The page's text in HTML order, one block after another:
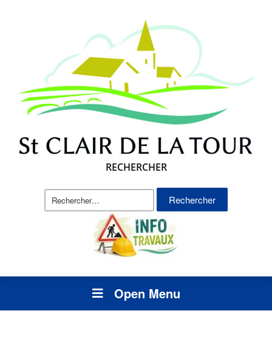
RECHERCHER
Rechercher :
Open Menu